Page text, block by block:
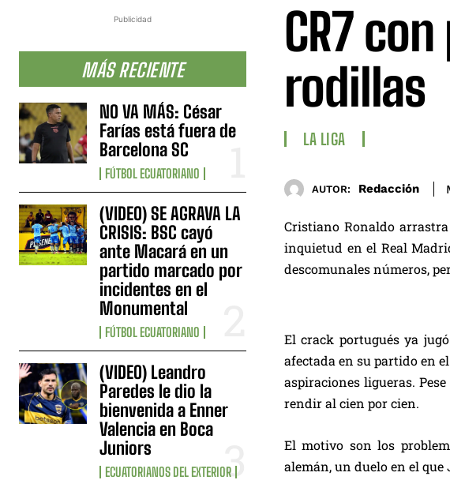
Publicidad
MÁS RECIENTE
NO VA MÁS: César
Farías está fuera de
Barcelona SC
FÚTBOL ECUATORIANO
(VIDEO) SE AGRAVA LA
CRISIS: BSC cayó
ante Macará en un
partido marcado por
incidentes en el
Monumental
FÚTBOL ECUATORIANO
(VIDEO) Leandro
Paredes le dio la
bienvenida a Enner
Valencia en Boca
Juniors
ECUATORIANOS DEL EXTERIOR
CR7
rodillas
LA LIGA
AUTOR: Redacción
Cristiano Ronaldo
inquietud en el Real
descomunales números,
El crack portugués ya
afectada en su partido en
aspiraciones ligueras.
rendir al cien por cien.
El motivo son los
alemán, un duelo en el que